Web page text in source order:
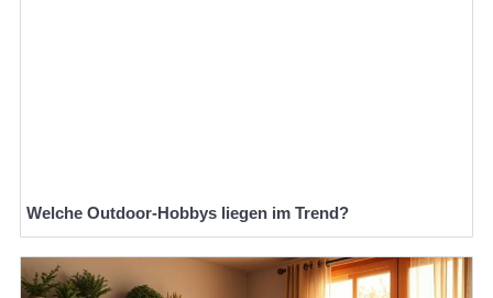
Welche Outdoor-Hobbys liegen im Trend?